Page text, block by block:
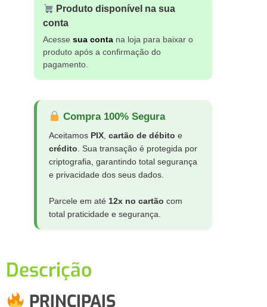
Produto disponível na sua
conta
Acesse sua conta na loja para baixar o
produto após a confirmação do
pagamento.
Compra 100% Segura
Aceitamos PIX cartão de débito e
crédito . Sua transação é protegida por
criptografia, garantindo total segurança
e privacidade dos seus dados.
Parcele em até 12x no cartão com
total praticidade e segurança.
Descrição
PRINCIPAIS